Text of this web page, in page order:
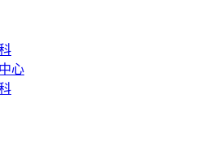
心